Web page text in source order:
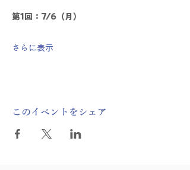
第1回：7/6（月）
さらに表示
このイベントをシェア